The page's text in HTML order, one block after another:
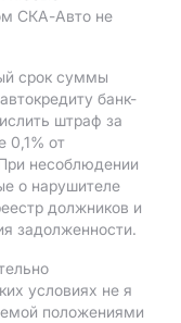
СКА-Авто не
срок суммы
банк-
штраф за
0,1% от
несоблюдении
о нарушителе
должников и
задолженности.
условиях не я
положениями